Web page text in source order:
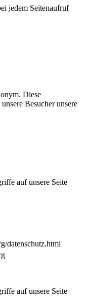
jedem Seitenaufruf
Diese
Besucher unsere
auf unsere Seite
datenschutz.html
auf unsere Seite